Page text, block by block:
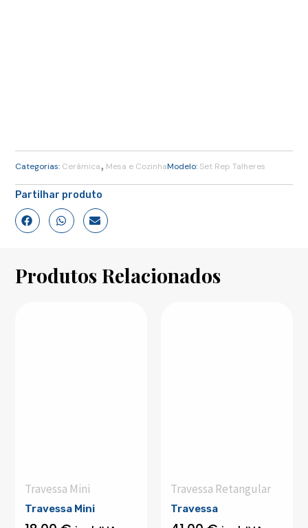
Categorias: Cerâmica, Mesa e CozinhaModelo: Set Rep Talheres
Partilhar produto
Produtos Relacionados
Travessa Mini
Travessa Mini
Travessa Retangular
Travessa